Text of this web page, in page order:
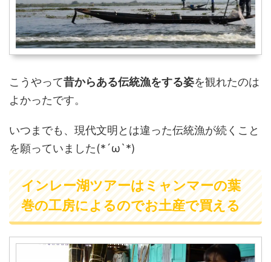
こうやって昔からある伝統漁をする姿を観れたのは
よかったです。
いつまでも、現代文明とは違った伝統漁が続くこと
を願っていました(*´ω`*)
インレー湖ツアーはミャンマーの葉
巻の工房によるのでお土産で買える